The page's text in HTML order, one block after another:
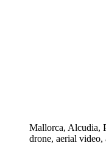
Mallorca, Alcudia,
drone, aerial video,